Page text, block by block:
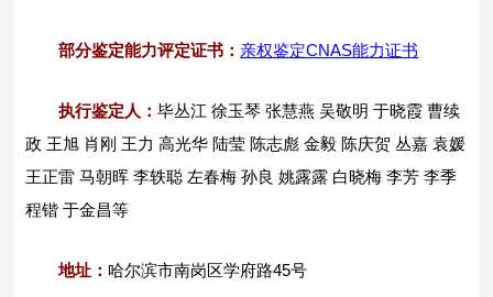
部分鉴定能力评定证书： 亲权鉴定CNAS能力证书
执行鉴定人：毕丛江 徐玉琴 张慧燕 吴敬明 于晓霞 曹续
政 王旭 肖刚 王力 高光华 陆莹 陈志彪 金毅 陈庆贺 丛嘉 袁媛
王正雷 马朝晖 李轶聪 左春梅 孙良 姚露露 白晓梅 李芳 李季
程锴 于金昌等
地址：哈尔滨市南岗区学府路45号